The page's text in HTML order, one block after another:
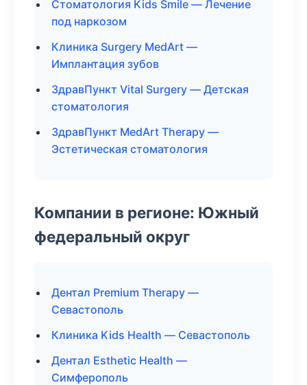
Стоматология Kids Smile — Лечение
под наркозом
Клиника Surgery MedArt —
Имплантация зубов
ЗдравПункт Vital Surgery — Детская
стоматология
ЗдравПункт MedArt Therapy —
Эстетическая стоматология
Компании в регионе: Южный
федеральный округ
Дентал Premium Therapy —
Севастополь
Клиника Kids Health — Севастополь
Дентал Esthetic Health —
Симферополь